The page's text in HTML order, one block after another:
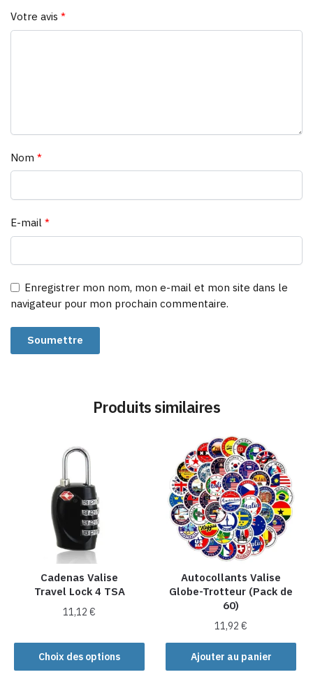
Votre avis *
Nom *
E-mail *
Enregistrer mon nom, mon e-mail et mon site dans le
navigateur pour mon prochain commentaire.
Produits similaires
Cadenas Valise
Travel Lock 4 TSA
11,12€
Choix des options
produit
a
Autocollants Valise
Globe-Trotteur (Pack de
60)
11,92€
Ajouter au panier